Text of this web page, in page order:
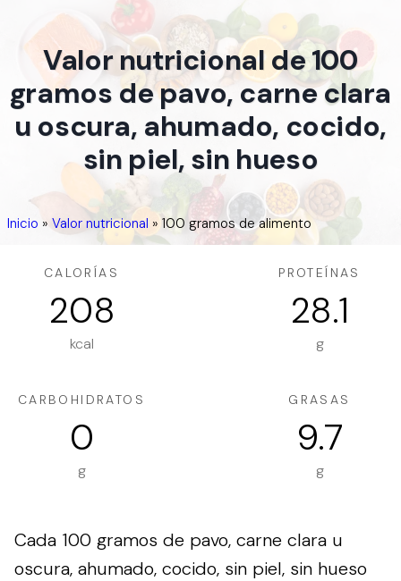
Valor nutricional de 100
gramos de pavo, carne clara
u oscura, ahumado, cocido,
sin piel, sin hueso
Inicio » Valor nutricional » 100 gramos de alimento
CALORÍAS
208
kcal
PROTEÍNAS
28.1
g
CARBOHIDRATOS
0
g
GRASAS
9.7
g
Cada 100 gramos de pavo, carne clara u
oscura, ahumado, cocido, sin piel, sin hueso